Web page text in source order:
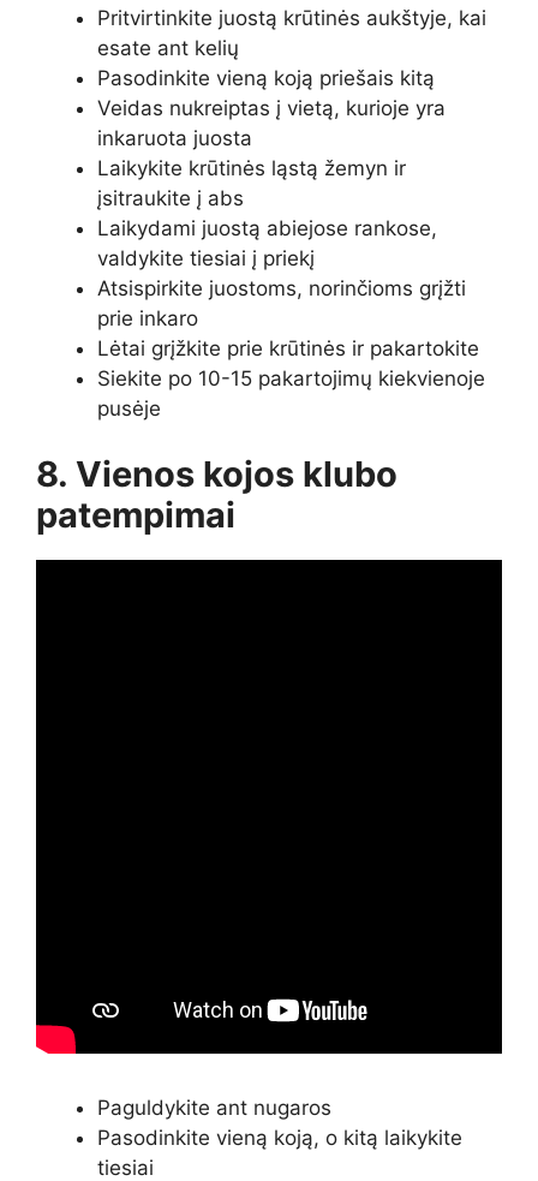
Pritvirtinkite juostą krūtinės aukštyje, kai
esate ant kelių
Pasodinkite vieną koją priešais kitą
Veidas nukreiptas į vietą, kurioje yra
inkaruota juosta
Laikykite krūtinės ląstą žemyn ir
įsitraukite į abs
Laikydami juostą abiejose rankose,
valdykite tiesiai į priekį
Atsispirkite juostoms, norinčioms grįžti
prie inkaro
Lėtai grįžkite prie krūtinės ir pakartokite
Siekite po 10-15 pakartojimų kiekvienoje
pusėje
8. Vienos kojos klubo
patempimai
Paguldykite ant nugaros
Pasodinkite vieną koją, o kitą laikykite
tiesiai